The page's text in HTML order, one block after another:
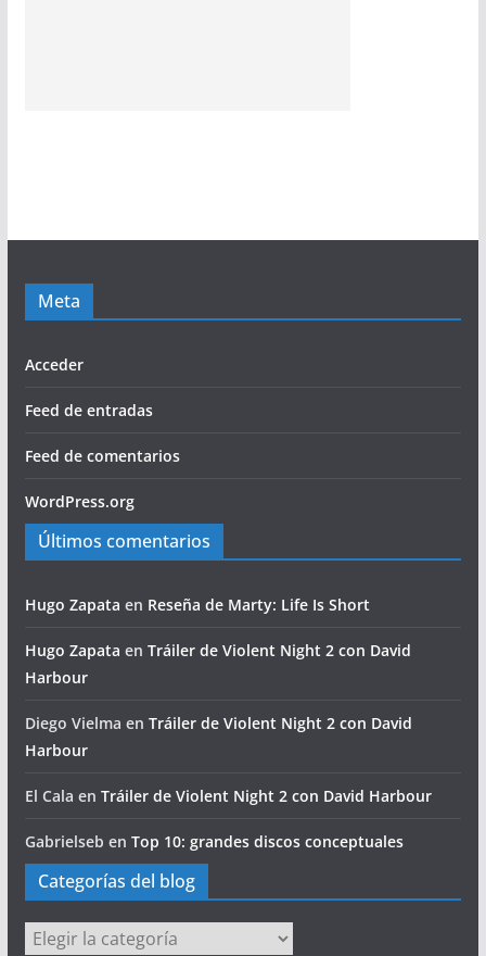
Meta
Acceder
Feed de entradas
Feed de comentarios
WordPress.org
Últimos comentarios
Hugo Zapata en Reseña de Marty: Life Is Short
Hugo Zapata en Tráiler de Violent Night 2 con David
Harbour
Diego Vielma en Tráiler de Violent Night 2 con David
Harbour
El Cala en Tráiler de Violent Night 2 con David Harbour
Gabrielseb en Top 10: grandes discos conceptuales
Categorías del blog
Categorías